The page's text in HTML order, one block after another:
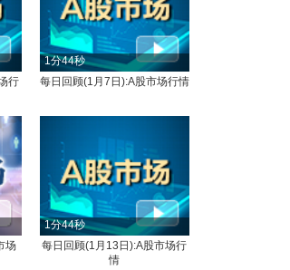
行
1分44秒
每日回顾(1月7日):A股市场行情
场
1分44秒
每日回顾(1月13日):A股市场行
情